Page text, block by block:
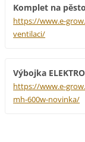
Komplet na
https://www.e-
ventilaci/
Výbojka
https://www.e-
mh-600w-novinka/